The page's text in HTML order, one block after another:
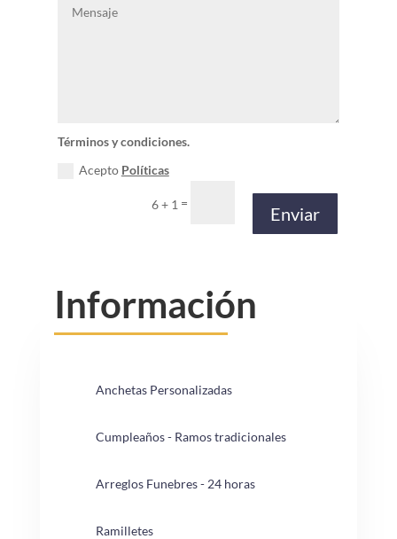
Términos y condiciones.
Acepto Políticas
6 + 1 =
Enviar
Información
Anchetas Personalizadas
Cumpleaños - Ramos tradicionales
Arreglos Funebres - 24 horas
Ramilletes